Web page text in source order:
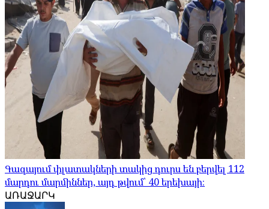
Գազայում փլատակների տակից դուրս են բերվել 112
մարդու մարմիններ, այդ թվում՝ 40 երեխայի։
ԱՌԱՋԱՐԿ